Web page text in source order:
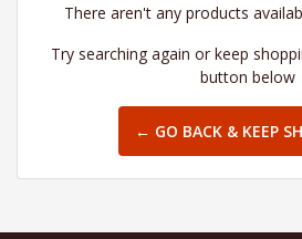
There aren't any products
Try searching again or keep
button below
← GO BACK & KEEP